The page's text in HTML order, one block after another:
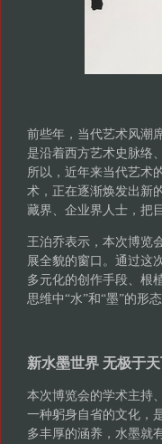
前些年，当代艺术风潮
是沿着西方艺术史脉络
所以，近年来当代艺术
术，正在逐渐焕发出新
藏界、企业界人士，把
王泊乔表示，本次博览
展全貌的窗口。通过
多元化的创作手段、根
思维中“水”和“墨”的形
新水墨世界 无极于
本次博览会的学术主持
一种躬身自省的文化，
多丰厚的涵养，水墨就